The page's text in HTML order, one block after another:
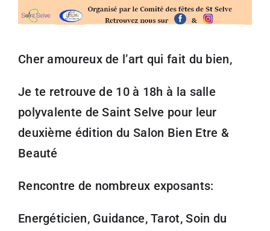
Cher amoureux de l’art qui fait du bien,
Je te retrouve de 10 à 18h à la salle
polyvalente de Saint Selve pour leur
deuxième édition du Salon Bien Etre &
Beauté
Rencontre de nombreux exposants:
Energéticien, Guidance, Tarot, Soin du